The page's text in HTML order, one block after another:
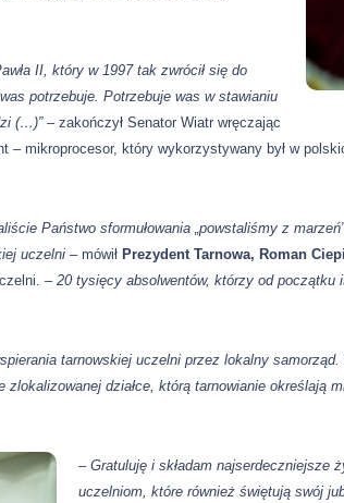
II, który w 1997 tak zwrócił się do
potrzebuje. Potrzebuje was w stawianiu
(…)” –zakończył Senator Wiatr wręczając
– mikroprocesor, który wykorzystywany był w
Państwo sformułowania „powstaliśmy z
uczelni –mówił Prezydent Tarnowa, Roman
– 20 tysięcy absolwentów, którzy od
tarnowskiej uczelni przez lokalny
działce, którą tarnowianie określają
– Gratuluję i składam najserdeczniejsze
uczelniom, które również świętują swój